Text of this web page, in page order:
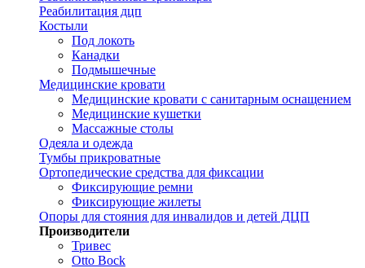
Реабилитация дцп
Костыли
Под локоть
Канадки
Подмышечные
Медицинские кровати
Медицинские кровати с санитарным оснащением
Медицинские кушетки
Массажные столы
Одеяла и одежда
Тумбы прикроватные
Ортопедические средства для фиксации
Фиксирующие ремни
Фиксирующие жилеты
Опоры для стояния для инвалидов и детей ДЦП
Производители
Тривес
Otto Bock